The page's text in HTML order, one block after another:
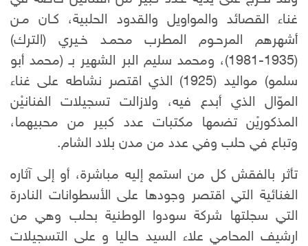
غناء القصائد والمواويل والقدود الحلبية، كـان مـن
أشهرهم المرحـوم المطرب محمـد خـيري (الترك)
(1935-1981)، ومحمد سليم البر الشهير بـ (محمد أبو
سلمو) مواليد (1925) الذي اقتصر نشاطه على غناء
الموّال الذي أبدع فيه، ولازالت تسجيلات الفنانيْن
المذكوريْن تضمها مكتبات عدد كبير من محبيهما،
وتباع في حلب وفي عدد من مدن بلاد الشام.
تأثر بالفقش كل من استمع إليه مباشرة، أو إلى آثاره
الغنائية التي اقتصر وجودها على الأسطوانات النادرة
التي سجلتها شركة سودوا الوطنية بحلب وهي من
ارشيف المحامي علاء السيد حاليا و على التسجيلات